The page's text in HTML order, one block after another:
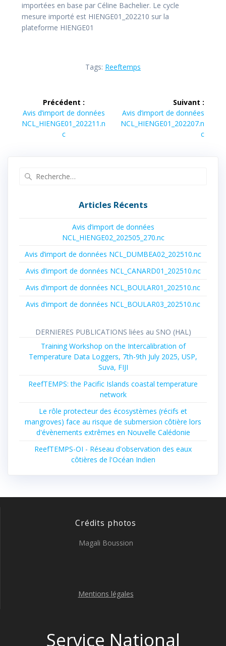
importées en base par Céline Bachelier. Le cycle
mesure importé est HIENGE01_202210 sur la
plateforme HIENGE01
Tags: Reeftemps
Navigation
de
l’article
Précédent :
Article
précédent :
Avis d’import de données
NCL_HIENGE01_202211.n
c
Suivant :
Article
suivant :
Avis d’import de données
NCL_HIENGE01_202207.n
c
Articles Récents
Avis d’import de données
NCL_HIENGE02_202505_270.nc
Avis d’import de données NCL_DUMBEA02_202510.nc
Avis d’import de données NCL_CANARD01_202510.nc
Avis d’import de données NCL_BOULAR01_202510.nc
Avis d’import de données NCL_BOULAR03_202510.nc
DERNIERES PUBLICATIONS liées au SNO (HAL)
Training Workshop on the Intercalibration of
Temperature Data Loggers, 7th-9th July 2025, USP,
Suva, FIJI
ReefTEMPS: the Pacific Islands coastal temperature
network
Le rôle protecteur des écosystèmes (récifs et
mangroves) face au risque de submersion côtière lors
d'évènements extrêmes en Nouvelle Calédonie
ReefTEMPS-OI - Réseau d'observation des eaux
côtières de l'Océan Indien
Crédits photos
Magali Boussion
Mentions légales
Service National